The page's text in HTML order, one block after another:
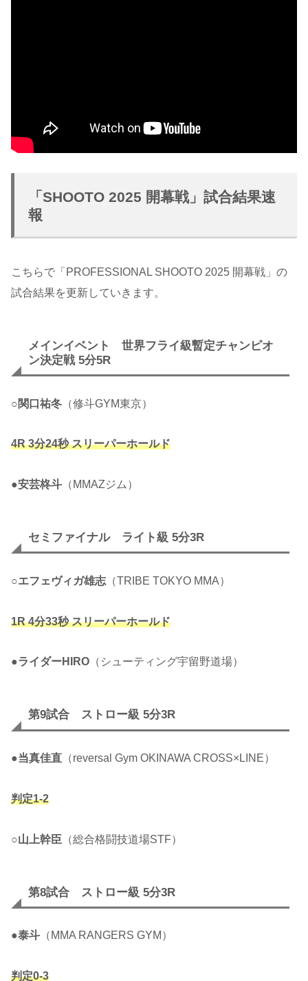
「SHOOTO 2025 開幕戦」試合結果速
報
こちらで「PROFESSIONAL SHOOTO 2025 開幕戦」の
試合結果を更新していきます。
メインイベント 世界フライ級暫定チャンピオ
ン決定戦 5分5R
○関口祐冬 （修斗GYM東京）
4R 3分24秒 スリーパーホールド
●安芸柊斗 （MMAZジム）
セミファイナル ライト級 5分3R
○エフェヴィガ雄志 （TRIBE TOKYO MMA）
1R 4分33秒 スリーパーホールド
●ライダーHIRO （シューティング宇留野道場）
第9試合 ストロー級 5分3R
●当真佳直 （reversal Gym OKINAWA CROSS×LINE）
判定1-2
○山上幹臣 （総合格闘技道場STF）
第8試合 ストロー級 5分3R
●泰斗 （MMA RANGERS GYM）
判定0-3